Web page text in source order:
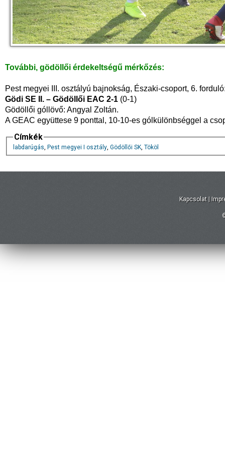
További, gödöllői érdekeltségű mérkőzés:
Pest megyei III. osztályú bajnokság, Északi-csoport, 6.
Gödi SE II. – Gödöllői EAC 2-1 (0-1)
Gödöllői góllövő: Angyal Zoltán.
A GEAC együttese 9 ponttal, 10-10-es gólkülönbséggel a
Címkék
labdarúgás, Pest megyei I osztály, Gödöllői SK, Tököl
Kapcsolat |